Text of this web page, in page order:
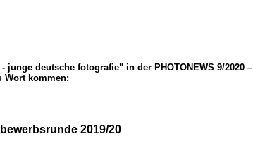
deutsche fotografie" in der PHOTONEWS 9/2020 –
Wort kommen:
2019/20